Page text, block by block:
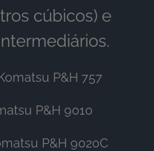
cúbicos) e
P&H 757
P&H 9010
P&H 9020C